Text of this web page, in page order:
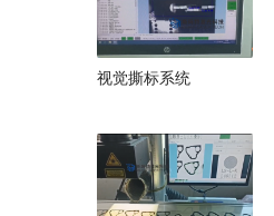
视觉撕标系统